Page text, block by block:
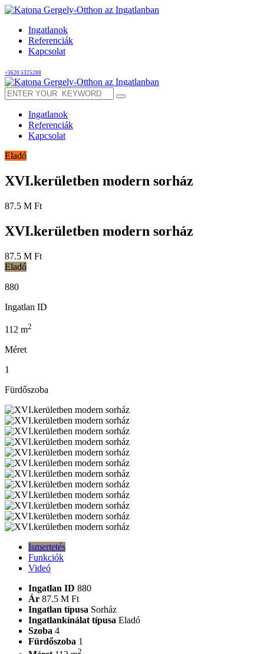
Ingatlanok
Referenciák
Kapcsolat
+3620 5325288
Ingatlanok
Referenciák
Kapcsolat
Eladó
XVI.kerületben modern sorház
87.5 M Ft
XVI.kerületben modern sorház
87.5 M Ft
Eladó
880
Ingatlan ID
112 m2
Méret
1
Fürdőszoba
Ismertetés
Funkciók
Videó
Ingatlan ID 880
Ár 87.5 M Ft
Ingatlan típusa Sorház
Ingatlankínálat típusa Eladó
Szoba 4
Fürdőszoba 1
2